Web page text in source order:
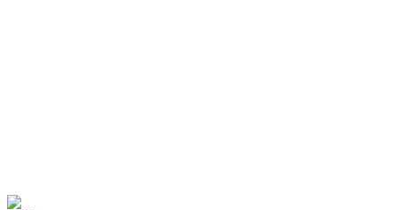
Menu
Sellforce